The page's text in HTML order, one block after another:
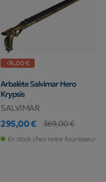
-74,00 €
Arbalète Salvimar Hero
Krypsis
SALVIMAR
Prix
295,00 €
Prix de base
369,00 €
En stock chez notre fournisseur